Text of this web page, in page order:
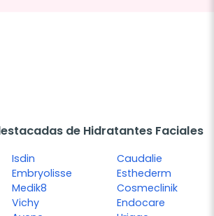
de Hidratantes Faciales
Isdin
Embryolisse
Medik8
Vichy
Caudalie
Esthederm
Cosmeclinik
Endocare